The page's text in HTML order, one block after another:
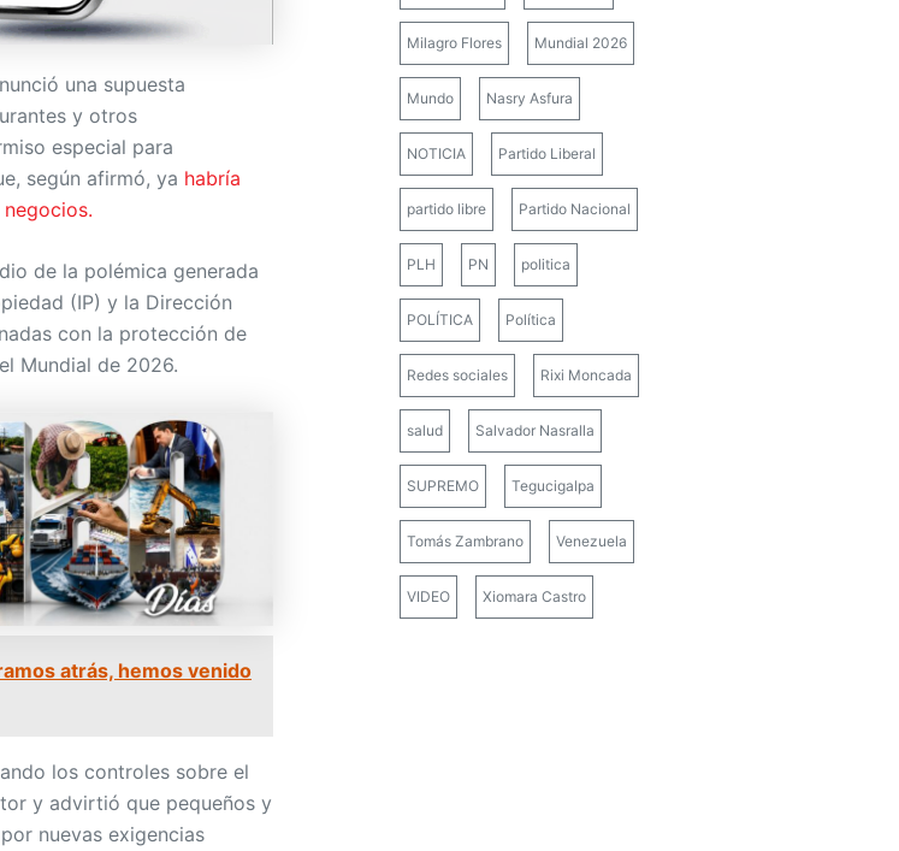
una supuesta
y otros
especial para
según afirmó, ya habría
de la polémica generada
(IP) y la Dirección
con la protección de
Mundial de 2026.
atrás, hemos venido
los controles sobre el
y advirtió que pequeños y
nuevas exigencias
Milagro Flores Mundial 2026
Mundo Nasry Asfura
NOTICIA Partido Liberal
partido libre Partido Nacional
PLH PN politica
POLÍTICA Política
Redes sociales Rixi Moncada
salud Salvador Nasralla
SUPREMO Tegucigalpa
Tomás Zambrano Venezuela
VIDEO Xiomara Castro